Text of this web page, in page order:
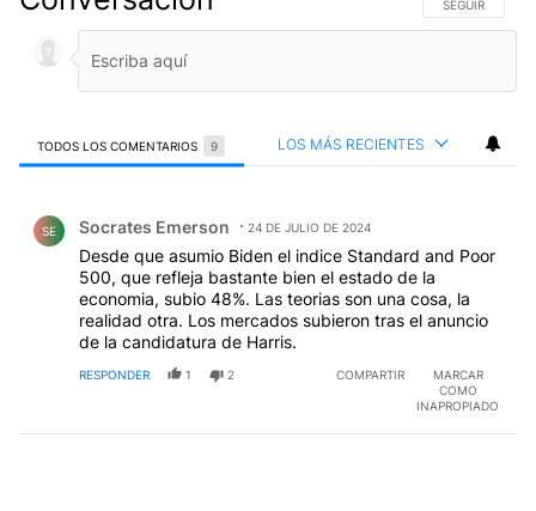
SIGA ESTA
SEGUIR
TODOS LOS COMENTARIOS 9 LOS MÁS RECIENTES
SE Socrates Emerson 24 DE JULIO DE 2024
Desde que asumio Biden el indice Standard and Poor
500, que refleja bastante bien el estado de la
economia, subio 48%. Las teorias son una cosa, la
realidad otra. Los mercados subieron tras el anuncio
de la candidatura de Harris.
RESPONDER 1 2 COMPARTIR
MARCAR
COMO
INAPROPIADO